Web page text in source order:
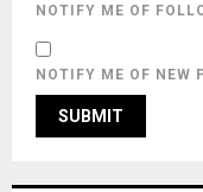
NOTIFY ME OF
NOTIFY ME OF NEW